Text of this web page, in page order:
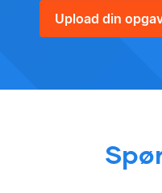
Upload din